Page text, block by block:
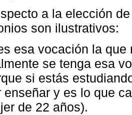
a la elección
son ilustrativos:
esa vocación la
se tenga esa
si estás
enseñar y es lo que
de 22 años).